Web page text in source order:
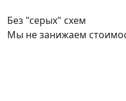
Без "серых" схем
Мы не занижаем